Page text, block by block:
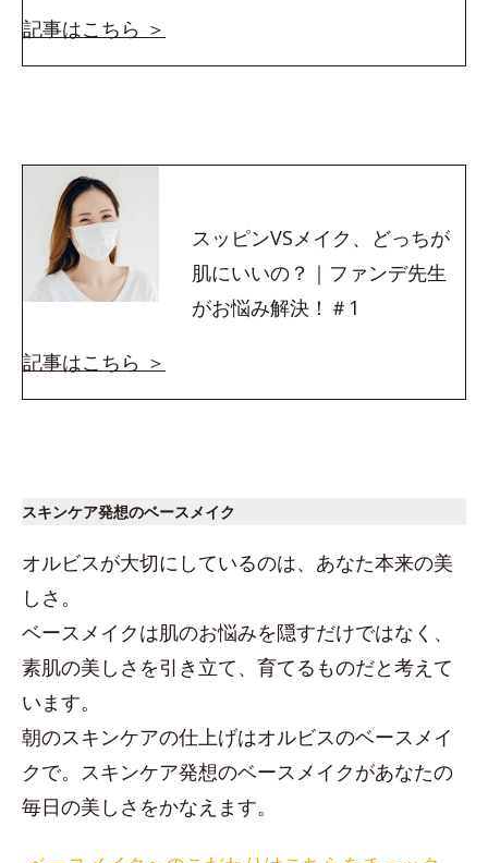
記事はこちら ＞
スッピンVSメイク、どっちが
肌にいいの？｜ファンデ先生
がお悩み解決！＃1
記事はこちら ＞
スキンケア発想のベースメイク
オルビスが大切にしているのは、あなた本来の美
しさ。
ベースメイクは肌のお悩みを隠すだけではなく、
素肌の美しさを引き立て、育てるものだと考えて
います。
朝のスキンケアの仕上げはオルビスのベースメイ
クで。スキンケア発想のベースメイクがあなたの
毎日の美しさをかなえます。